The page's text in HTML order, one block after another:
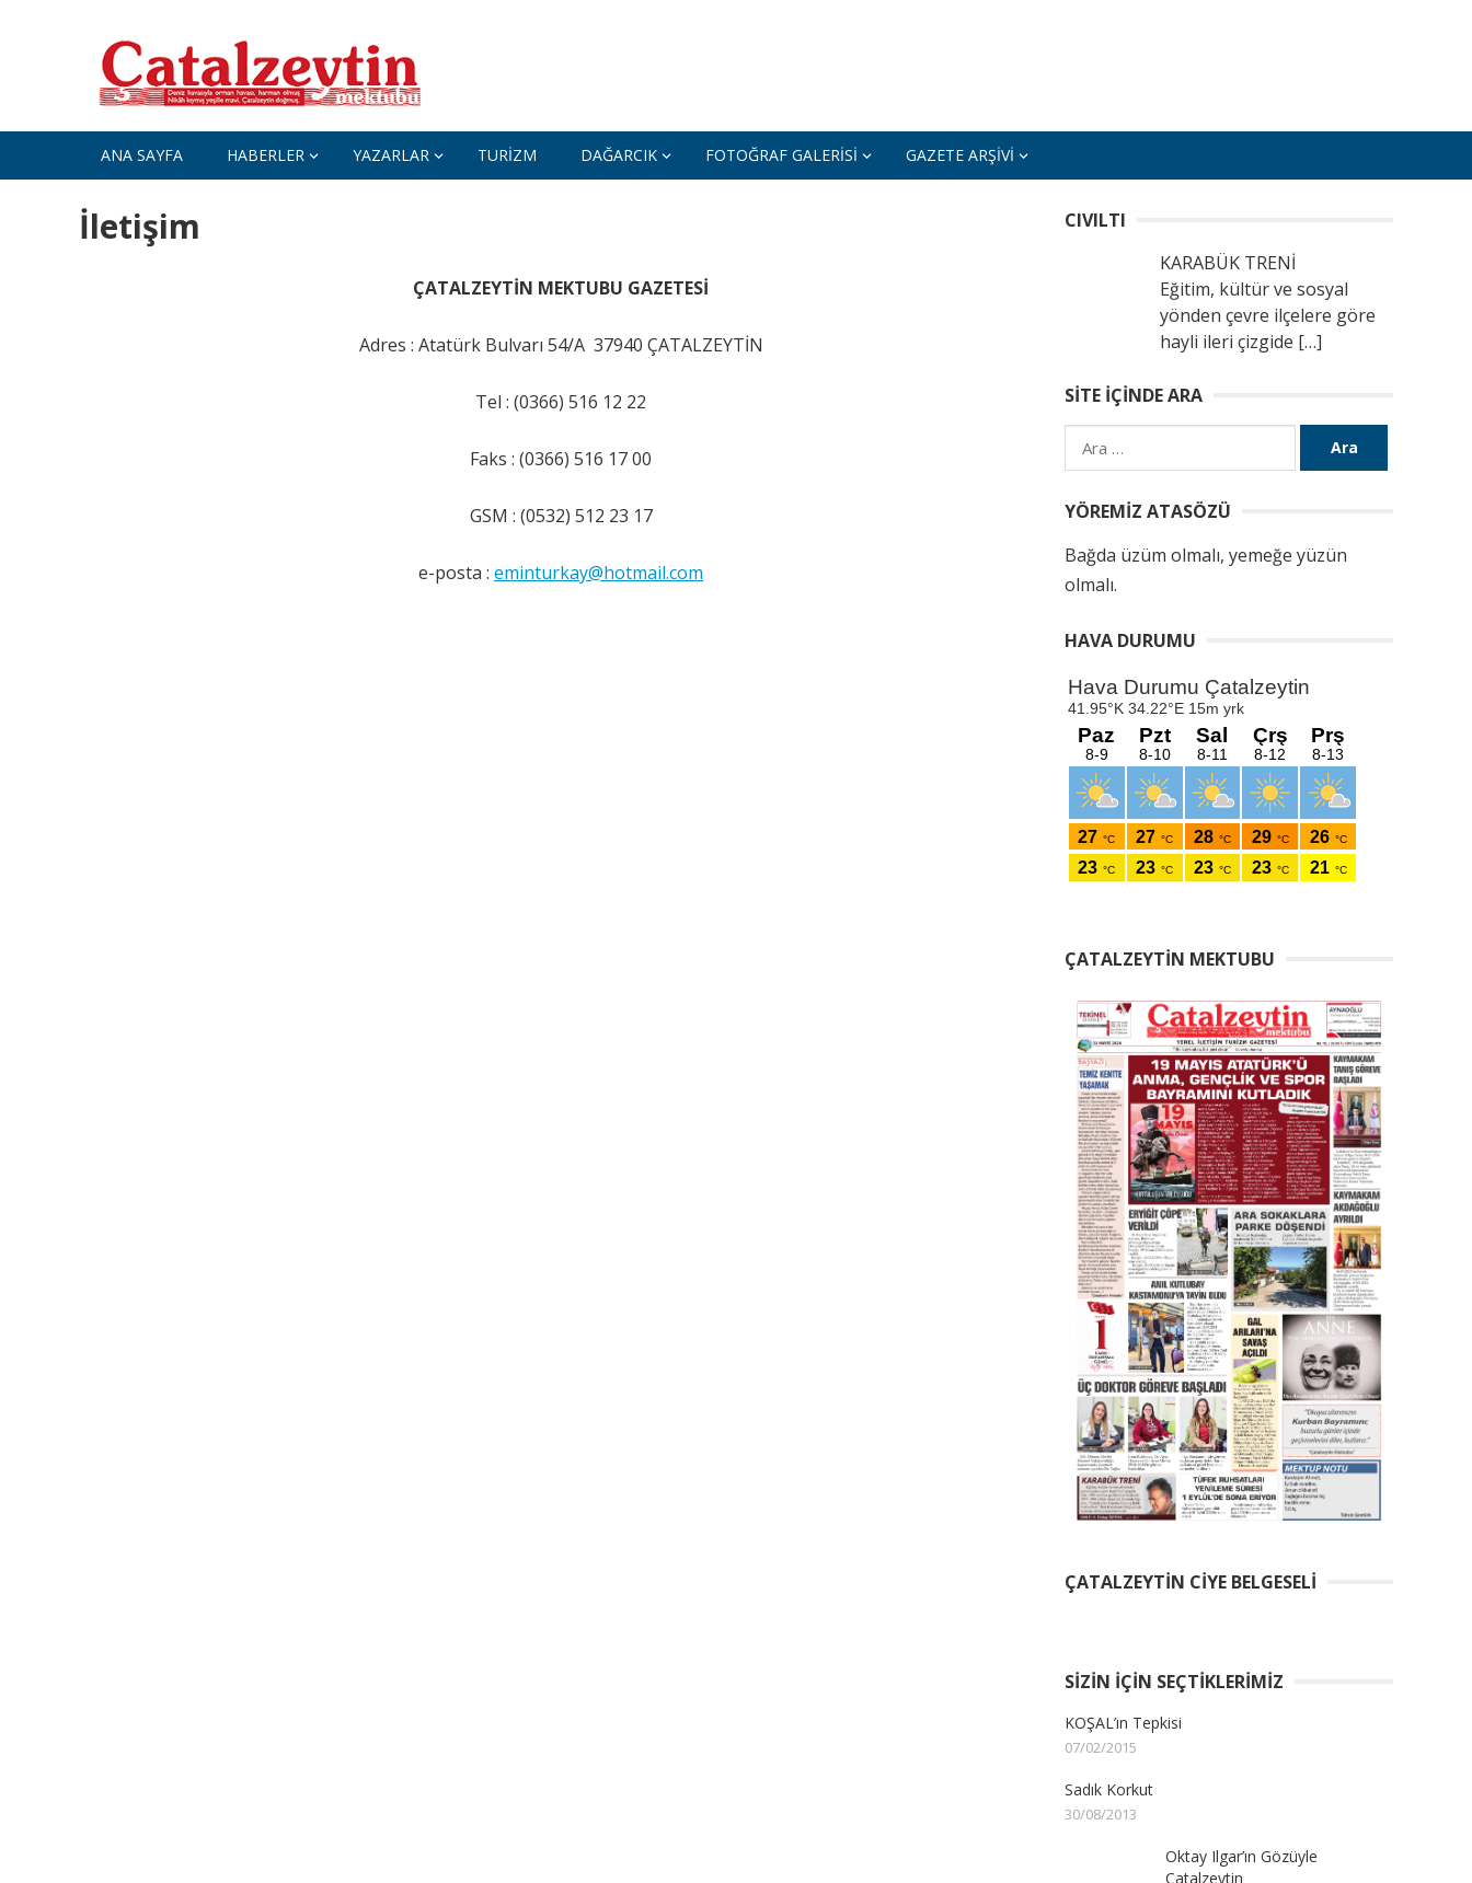
ANA SAYFA HABERLER YAZARLAR TURIZM DAĞARCIK FOTOĞRAF GALERISI GAZETE ARŞIVI
İletişim
ÇATALZEYTİN MEKTUBU GAZETESİ
Adres : Atatürk Bulvarı 54/A 37940 ÇATALZEYTİN
Tel : (0366) 516 12 22
Faks : (0366) 516 17 00
GSM : (0532) 512 23 17
e-posta : eminturkay@hotmail.com
CIVILTI
KARABÜK TRENİ
Eğitim, kültür ve sosyal
yönden çevre ilçelere göre
hayli ileri çizgide […]
SITE İÇINDE ARA
Arama:
YÖREMIZ ATASÖZÜ
Bağda üzüm olmalı, yemeğe yüzün
olmalı.
HAVA DURUMU
ÇATALZEYTIN MEKTUBU
ÇATALZEYTIN CIYE BELGESELI
SIZIN İÇIN SEÇTIKLERIMIZ
KOŞAL’ın Tepkisi
07/02/2015
Sadık Korkut
30/08/2013
Oktay Ilgar’ın Gözüyle
Çatalzeytin